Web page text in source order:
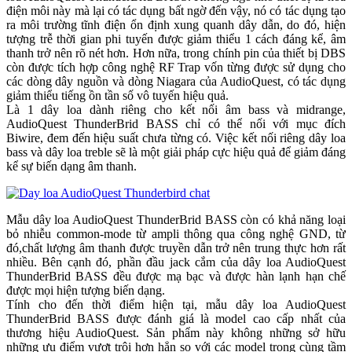
điện môi này mà lại có tác dụng bất ngờ đến vậy, nó có tác dụng tạo
ra môi trường tĩnh điện ổn định xung quanh dây dẫn, do đó, hiện
tượng trễ thời gian phi tuyến được giảm thiểu 1 cách đáng kể, âm
thanh trở nên rõ nét hơn. Hơn nữa, trong chính pin của thiết bị DBS
còn được tích hợp công nghệ RF Trap vốn từng được sử dụng cho
các dòng dây nguồn và dòng Niagara của AudioQuest, có tác dụng
giảm thiểu tiếng ồn tần số vô tuyến hiệu quả.
Là 1 dây loa dành riêng cho kết nối âm bass và midrange,
AudioQuest ThunderBrid BASS chỉ có thể nối với mục đích
Biwire, đem đến hiệu suất chưa từng có. Việc kết nối riêng dây loa
bass và dây loa treble sẽ là một giải pháp cực hiệu quả để giảm đáng
kể sự biến dạng âm thanh.
Mẫu dây loa AudioQuest ThunderBrid BASS còn có khả năng loại
bỏ nhiễu common-mode từ ampli thông qua công nghệ GND, từ
đó,chất lượng âm thanh được truyền dẫn trở nên trung thực hơn rất
nhiều. Bên cạnh đó, phần đầu jack cắm của dây loa AudioQuest
ThunderBrid BASS đều được mạ bạc và được hàn lạnh hạn chế
được mọi hiện tượng biến dạng.
Tính cho đến thời điểm hiện tại, mẫu dây loa AudioQuest
ThunderBrid BASS được đánh giá là model cao cấp nhất của
thương hiệu AudioQuest. Sản phẩm này không những sở hữu
những ưu điểm vượt trội hơn hẳn so với các model trong cùng tầm